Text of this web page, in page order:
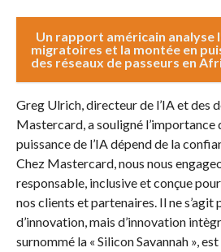
Un rapport américain analyse
migratoires et la montée en
des réseaux de passeurs en
Greg Ulrich, directeur de l’IA et des
Mastercard, a souligné l’importance
puissance de l’IA dépend de la
Chez Mastercard, nous nous
responsable, inclusive et conçue
nos clients et partenaires. Il ne s’agit
d’innovation, mais d’innovation
surnommé la « Silicon Savannah »,